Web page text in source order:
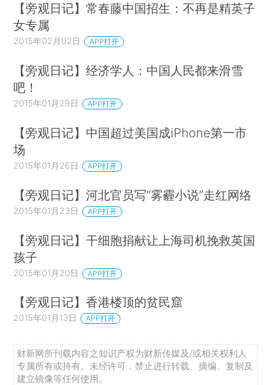
【旁观日记】常春藤中国招生：不再是精英子
女专属
2015年02月02日 APP打开
【旁观日记】经济学人：中国人民都来滑雪
吧！
2015年01月29日 APP打开
【旁观日记】中国超过美国成iPhone第一市
场
2015年01月26日 APP打开
【旁观日记】河北官员写“雾霾小说”走红网络
2015年01月23日 APP打开
【旁观日记】干细胞捐献让上海司机挽救英国
孩子
2015年01月20日 APP打开
【旁观日记】香港楼顶的贫民窟
2015年01月13日 APP打开
财新网所刊载内容之知识产权为财新传媒及/或相关权利人
专属所有或持有。未经许可，禁止进行转载、摘编、复制及
建立镜像等任何使用。